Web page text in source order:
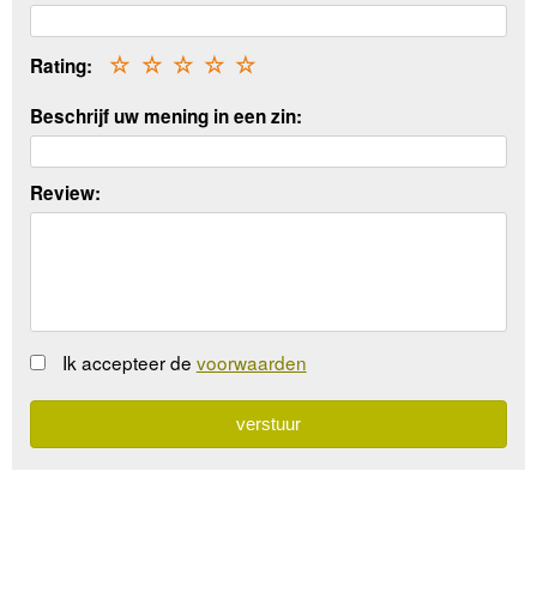
Rating: ☆
☆
☆
☆
☆
Beschrijf uw mening in een zin:
Review:
Ik accepteer de voorwaarden